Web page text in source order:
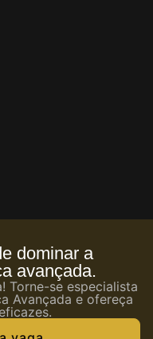
dominar a
avançada.
Torne-se especialista
Avançada e ofereça